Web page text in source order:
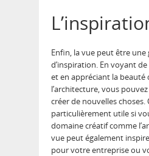
Enfin, la vue peut être une
d’inspiration. En voyant
et en appréciant la beauté
l’architecture, vous
créer de nouvelles choses.
particulièrement utile si
domaine créatif comme
vue peut également
pour votre entreprise ou